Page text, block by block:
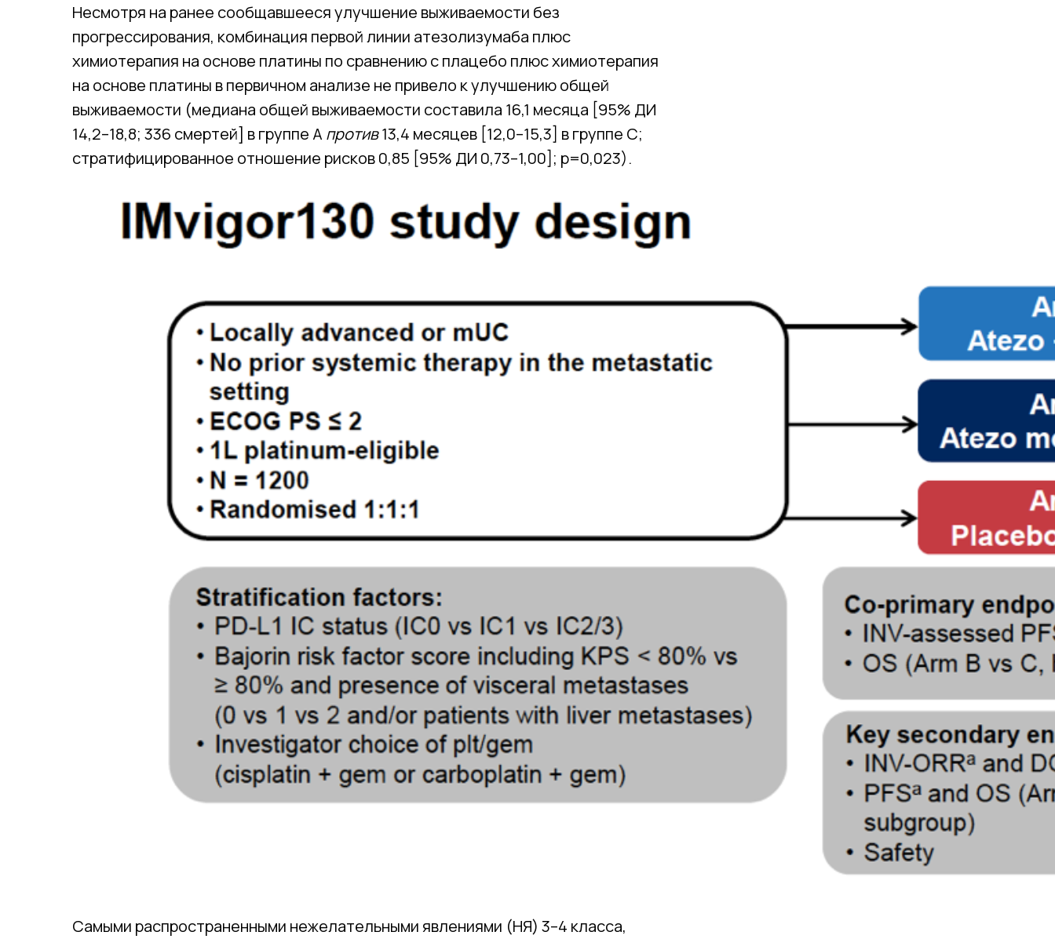
Несмотря на ранее сообщавшееся улучшение выживаемости без
прогрессирования, комбинация первой линии атезолизумаба плюс
химиотерапия на основе платины по сравнению с плацебо плюс химиотерапия
на основе платины в первичном анализе не привело к улучшению общей
выживаемости (медиана общей выживаемости составила 16,1 месяца [95% ДИ
14,2–18,8; 336 смертей] в группе А против13,4 месяцев [12,0–15,3] в группе C;
стратифицированное отношение рисков 0,85 [95% ДИ 0,73–1,00]; р=0,023).
Самыми распространенными нежелательными явлениями (НЯ) 3–4 класса,